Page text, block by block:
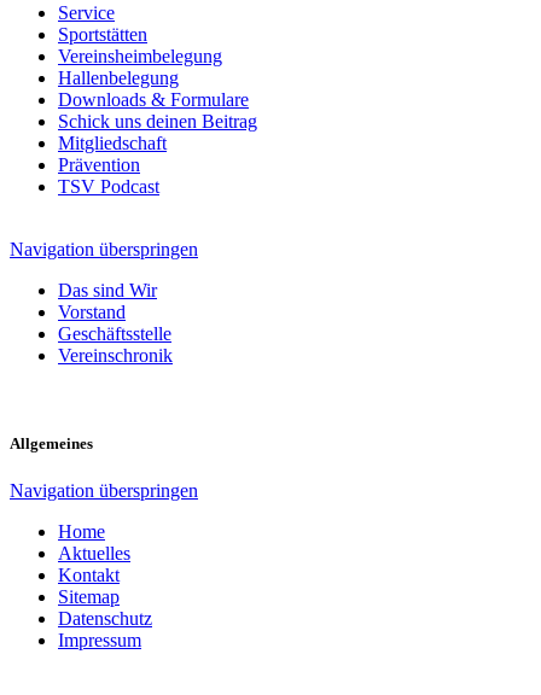
Service
Sportstätten
Vereinsheimbelegung
Hallenbelegung
Downloads & Formulare
Schick uns deinen Beitrag
Mitgliedschaft
Prävention
TSV Podcast
Navigation überspringen
Das sind Wir
Vorstand
Geschäftsstelle
Vereinschronik
Allgemeines
Navigation überspringen
Home
Aktuelles
Kontakt
Sitemap
Datenschutz
Impressum